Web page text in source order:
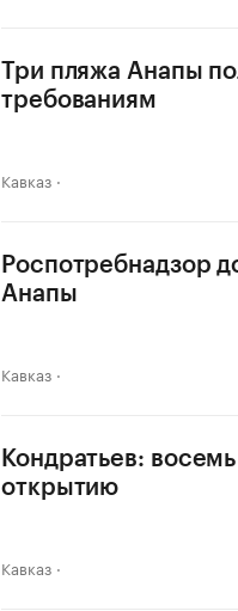
Три пляжа Анапы
требованиям
Кавказ
Роспотребнадзор
Анапы
Кавказ
Кондратьев:
открытию
Кавказ